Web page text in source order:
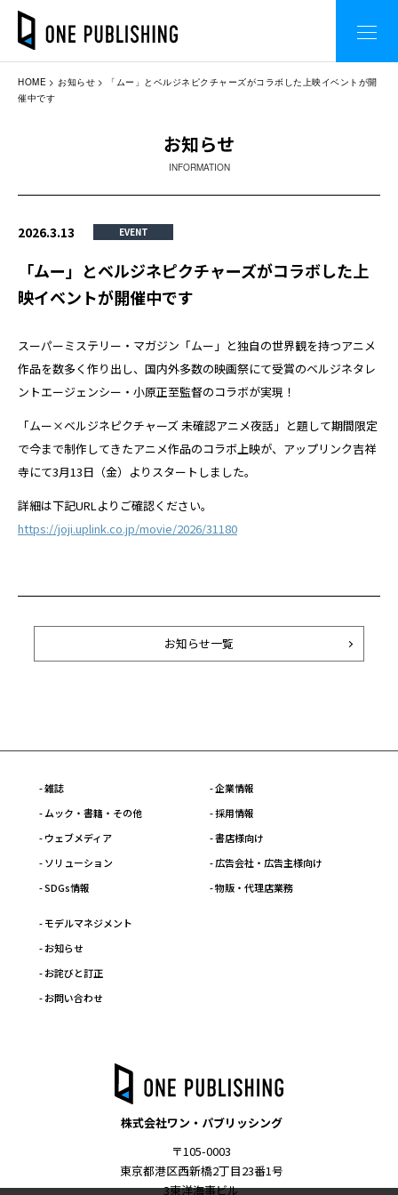
HOME お知らせ
「ムー」とベルジネピクチャーズがコラボした上映イベントが開
催中です
お知らせ
INFORMATION
2026.3.13 EVENT
「ムー」とベルジネピクチャーズがコラボした上
映イベントが開催中です
スーパーミステリー・マガジン「ムー」と独自の世界観を持つアニメ
作品を数多く作り出し、国内外多数の映画祭にて受賞のベルジネタレ
ントエージェンシー・小原正至監督のコラボが実現！
「ムー×ベルジネピクチャーズ 未確認アニメ夜話」と題して期間限定
で今まで制作してきたアニメ作品のコラボ上映が、アップリンク吉祥
寺にて3月13日（金）よりスタートしました。
詳細は下記URLよりご確認ください。
https://joji.uplink.co.jp/movie/2026/31180
お知らせ一覧
- 雑誌
- ムック・書籍・その他
- ウェブメディア
- ソリューション
- SDGs情報
- 企業情報
- 採用情報
- 書店様向け
- 広告会社・広告主様向け
- 物販・代理店業務
- モデルマネジメント
- お知らせ
- お詫びと訂正
- お問い合わせ
株式会社ワン・パブリッシング
〒105-0003
東京都港区西新橋2丁目23番1号
3東洋海事ビル